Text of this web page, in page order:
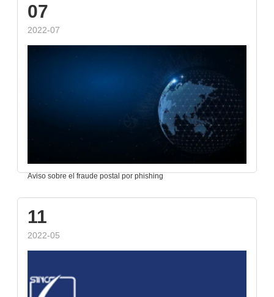
07
2022-07
Aviso sobre el fraude postal por phishing
11
2022-05